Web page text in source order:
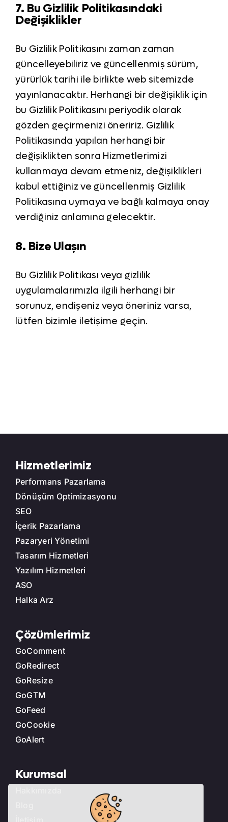
7. Bu Gizlilik Politikasındaki
Değişiklikler
Bu Gizlilik Politikasını zaman zaman
güncelleyebiliriz ve güncellenmiş sürüm,
yürürlük tarihi ile birlikte web sitemizde
yayınlanacaktır. Herhangi bir değişiklik için
bu Gizlilik Politikasını periyodik olarak
gözden geçirmenizi öneririz. Gizlilik
Politikasında yapılan herhangi bir
değişiklikten sonra Hizmetlerimizi
kullanmaya devam etmeniz, değişiklikleri
kabul ettiğiniz ve güncellenmiş Gizlilik
Politikasına uymaya ve bağlı kalmaya onay
verdiğiniz anlamına gelecektir.
8. Bize Ulaşın
Bu Gizlilik Politikası veya gizlilik
uygulamalarımızla ilgili herhangi bir
sorunuz, endişeniz veya öneriniz varsa,
lütfen bizimle iletişime geçin.
Hizmetlerimiz
Performans Pazarlama
Dönüşüm Optimizasyonu
SEO
İçerik Pazarlama
Pazaryeri Yönetimi
Tasarım Hizmetleri
Yazılım Hizmetleri
ASO
Halka Arz
Çözümlerimiz
GoComment
GoRedirect
GoResize
GoGTM
GoFeed
GoCookie
GoAlert
Kurumsal